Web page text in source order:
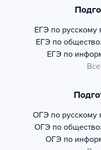
ЕГЭ по русскому
ЕГЭ по
ЕГЭ по
ОГЭ по русскому
ОГЭ по
ОГЭ по